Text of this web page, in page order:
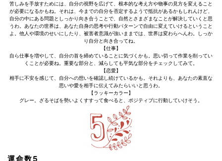
苦しみを手放すためには、自分の視野を広げて、根本的な考え方や物事の見方を変えること
が必要になるかもね。それは、今までの自分を否定するようで抵抗があるかもしれんけど、
自分の中にある問題としっかり向き合うことで、自然とさまざまなことが解決していくと思
うわ。あなたの世界は、あなた自身の思考や行動パターンで自由に変えていけるということ
よ。他人や環境のせいにしたり、被害者意識が強いままでは、世界は変わらへんわ。しっか
り自分と向き合ってね。
【仕事】
自ら仕事を増やして、自分の首を締めていることに気づくかも。思い切って作業を削ってい
くことが必要ね。重要な部分と、減らしても平気な部分をチェックしてみて。
【恋愛】
相手に不安を感じて、自分への想いを確認し続けているかも。それよりも、あなたの素直な
思いや愛を相手に伝えてみたらいいと思うわ。
【ラッキーカラー】
グレー。ざるそばを勢いよくすすって食べると、ポジティブに行動していけそう。
運命数5